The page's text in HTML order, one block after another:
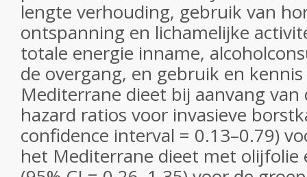
lengte verhouding, gebruik van
ontspanning en lichamelijke
totale energie inname,
de overgang, en gebruik en
Mediterrane dieet bij aanvang
hazard ratios voor invasieve
confidence interval = 0.13–0.79)
het Mediterrane dieet met olijfolie